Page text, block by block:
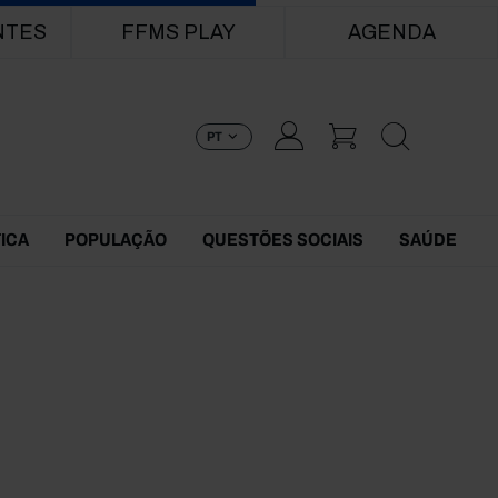
FFMS PLAY AGENDA
PT
POPULAÇÃO QUESTÕES SOCIAIS SAÚDE